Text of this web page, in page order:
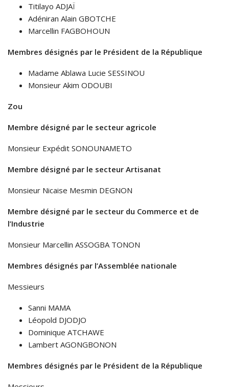
Titilayo ADJAÏ
Adéniran Alain GBOTCHE
Marcellin FAGBOHOUN
Membres désignés par le Président de la République
Madame Ablawa Lucie SESSINOU
Monsieur Akim ODOUBI
Zou
Membre désigné par le secteur agricole
Monsieur Expédit SONOUNAMETO
Membre désigné par le secteur Artisanat
Monsieur Nicaise Mesmin DEGNON
Membre désigné par le secteur du Commerce et de
l’Industrie
Monsieur Marcellin ASSOGBA TONON
Membres désignés par l’Assemblée nationale
Messieurs
Sanni MAMA
Léopold DJODJO
Dominique ATCHAWE
Lambert AGONGBONON
Membres désignés par le Président de la République